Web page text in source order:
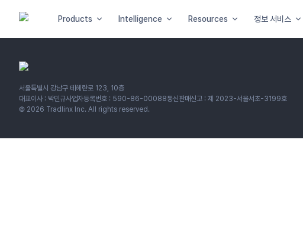
Products Intelligence Resources 정보 서비스
서울특별시 강남구 테헤란로 123, 10층
대표이사 : 박민규사업자등록번호 : 590-86-00088통신판매신고 : 제 2023-서울서초-3199호
© 2026 Tradlinx Inc. All rights reserved.